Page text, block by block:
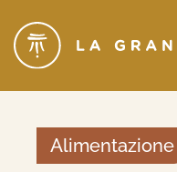
Alimentazione